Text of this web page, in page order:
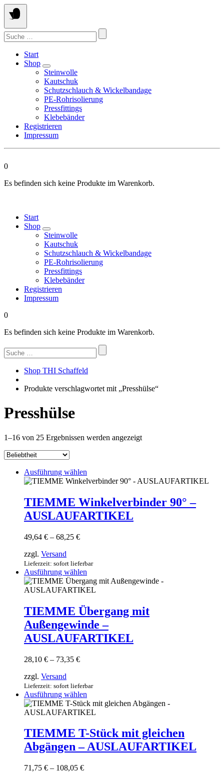
Springen
Sie
zum
Inhalt
Suchen
nach:
Start
Shop
Steinwolle
Kautschuk
Schutzschlauch & Wickelbandage
PE-Rohrisolierung
Pressfittings
Klebebänder
Registrieren
Impressum
0
Es befinden sich keine Produkte im Warenkorb.
Start
Shop
Steinwolle
Kautschuk
Schutzschlauch & Wickelbandage
PE-Rohrisolierung
Pressfittings
Klebebänder
Registrieren
Impressum
0
Es befinden sich keine Produkte im Warenkorb.
Suchen
nach:
Shop THI Schaffeld
Produkte verschlagwortet mit „Presshülse“
Presshülse
1–16 von 25 Ergebnissen werden angezeigtNach
Ausführung wählen
Produkt
mehrere
Varianten
auf.
der
gewählt
werden
TIEMME Winkelverbinder 90° –
AUSLAUFARTIKEL
49,64 € – 68,25 €Preisspanne:
68,25 €
zzgl. Versand
Lieferzeit: sofort lieferbar
Ausführung wählen
Produkt
weist
Varianten
auf.
Die
Optionen
können
werden
TIEMME Übergang mit
Außengewinde –
AUSLAUFARTIKEL
28,10 € – 73,35 €Preisspanne:
73,35 €
zzgl. Versand
Lieferzeit: sofort lieferbar
Ausführung wählen
Produkt
weist
Varianten
auf.
Die
TIEMME T-Stück mit gleichen
Abgängen – AUSLAUFARTIKEL
71,75 € – 108,05 €Preisspanne: